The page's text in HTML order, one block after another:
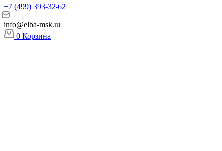
+7 (499) 393-32-62
info@elba-msk.ru
0 Корзина